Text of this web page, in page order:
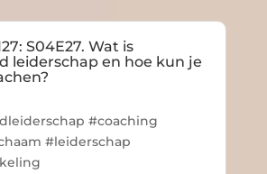
S04E27. Wat is
leiderschap en hoe kun je
#coaching
#leiderschap